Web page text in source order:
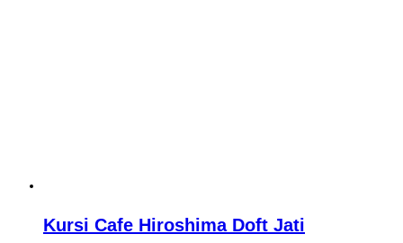
Kursi Cafe Hiroshima Doft Jati